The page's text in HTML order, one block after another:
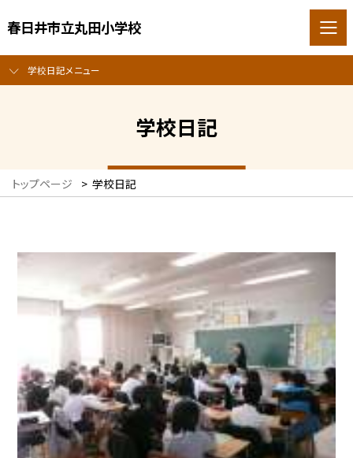
春日井市立丸田小学校
学校日記メニュー
学校日記
トップページ > 学校日記